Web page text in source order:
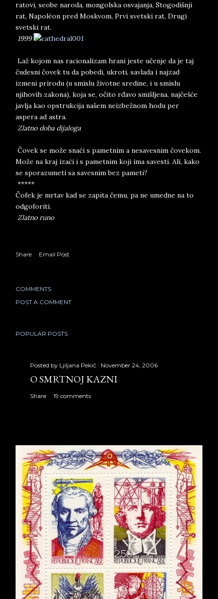
ratovi, seobe naroda, mongolska osvajanja, Stogodišnji
rat, Napoléon pred Moskvom, Prvi svetski rat, Drugi
svetski rat.
1999
Laž kojom nas racionalizam hrani jeste učenje da je taj
čudesni čovek tu da pobedi, ukroti, savlada i najzad
izmeni prirodu (u smislu životne sredine, i u smislu
njihovih zakona), koja se, očito rđavo smišljena, najčešće
javlja kao opstrukcija našem neizbežnom hodu per
aspera ad astra.
Zlatno doba dijaloga
Čovek se može snaći s pametnim a nesavesnim čovekom.
Može na kraj izaći i s pametnim koji ima savesti. Ali, kako
se sporazumeti sa savesnim bez pameti?
*****
Čofek je mrtav kad se zapita čemu, pa ne umedne na to
odgoforiti.
Zlatno runo
Share Email Post
COMMENTS
POST A COMMENT
POPULAR POSTS
Posted by Ljiljana Pekić November 24, 2006
O SMRTNOJ KAZNI
Share 19 comments